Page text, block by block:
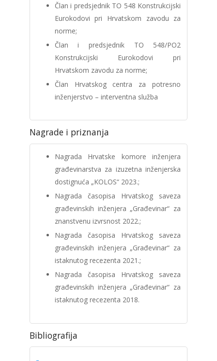
Član i predsjednik TO 548 Konstrukcijski
Eurokodovi pri Hrvatskom zavodu za
norme;
Član i predsjednik TO 548/PO2
Konstrukcijski Eurokodovi pri
Hrvatskom zavodu za norme;
Član Hrvatskog centra za potresno
inženjerstvo – interventna služba
Nagrade i priznanja
Nagrada Hrvatske komore inženjera
građevinarstva za izuzetna inženjerska
dostignuća „KOLOS“ 2023.;
Nagrada časopisa Hrvatskog saveza
građevinskih inženjera „Građevinar“ za
znanstvenu izvrsnost 2022.;
Nagrada časopisa Hrvatskog saveza
građevinskih inženjera „Građevinar“ za
istaknutog recezenta 2021.;
Nagrada časopisa Hrvatskog saveza
građevinskih inženjera „Građevinar“ za
istaknutog recezenta 2018.
Bibliografija